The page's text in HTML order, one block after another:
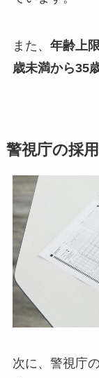
また、 年齢上
歳未満から35
警視庁の採
次に、警視庁